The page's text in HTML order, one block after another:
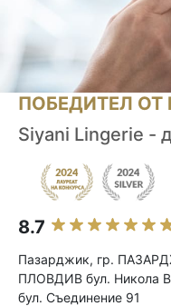
ПОБЕДИТЕЛ
Siyani Lingerie -
8.7
Пазарджик, гр.
ПЛОВДИВ бул. Никола
бул. Съединение 91